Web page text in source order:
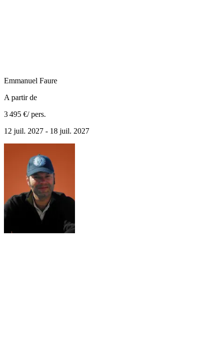
Emmanuel Faure
A partir de
3 495 €/ pers.
12 juil. 2027 - 18 juil. 2027